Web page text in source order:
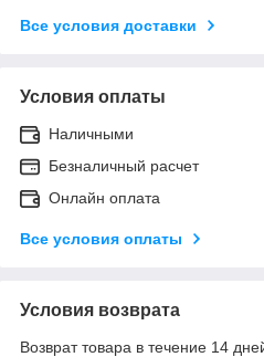
Все условия доставки
Условия оплаты
Наличными
Безналичный расчет
Онлайн оплата
Все условия оплаты
Условия возврата
Возврат товара в течение 14